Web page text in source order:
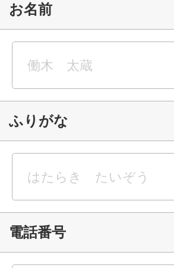
お名前
ふりがな
電話番号